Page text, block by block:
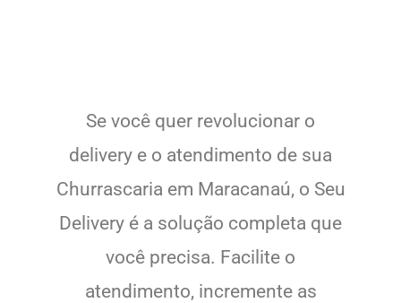
Se você quer revolucionar o
delivery e o atendimento de sua
Churrascaria em Maracanaú, o Seu
Delivery é a solução completa que
você precisa. Facilite o
atendimento, incremente as